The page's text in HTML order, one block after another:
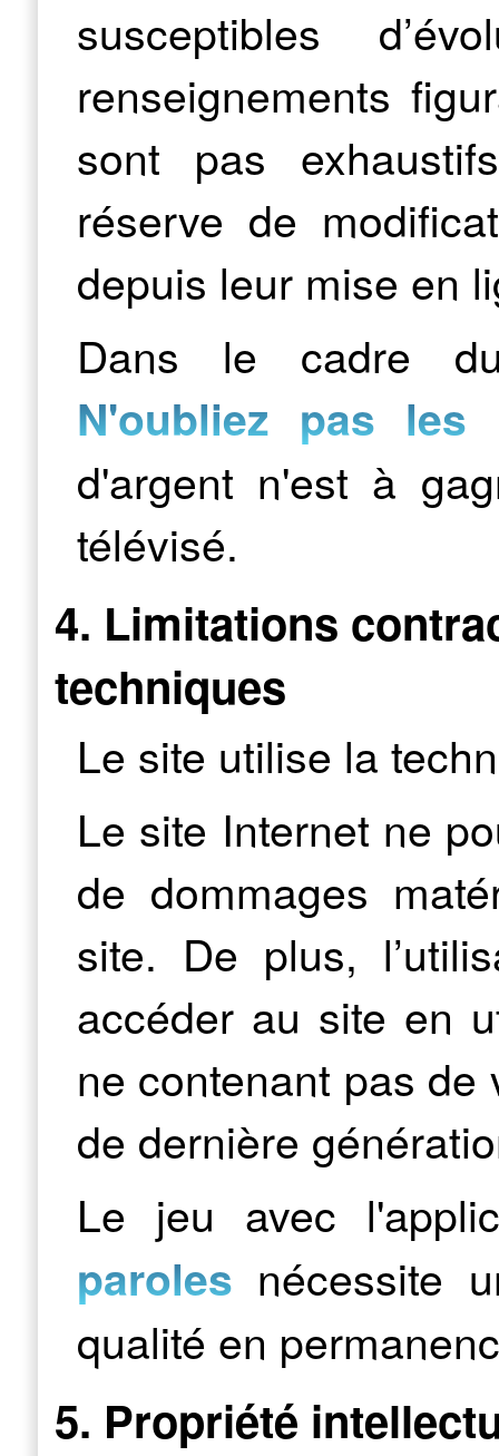
susceptibles
renseignements
sont pas
réserve de
depuis leur mise en
Dans le cadre
N'oubliez pas les
d'argent n'est à
télévisé.
4. Limitations
techniques
Le site utilise la
Le site Internet ne
de dommages
site. De plus,
accéder au site en
ne contenant pas de
de dernière
Le jeu avec
paroles nécessite
qualité en
5. Propriété